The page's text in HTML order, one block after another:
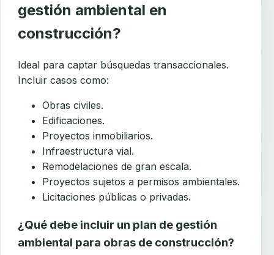
gestión ambiental en
construcción?
Ideal para captar búsquedas transaccionales.
Incluir casos como:
Obras civiles.
Edificaciones.
Proyectos inmobiliarios.
Infraestructura vial.
Remodelaciones de gran escala.
Proyectos sujetos a permisos ambientales.
Licitaciones públicas o privadas.
¿Qué debe incluir un plan de gestión
ambiental para obras de construcción?